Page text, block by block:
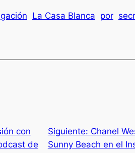
La Casa Blanca por
con
de
Siguiente: Chanel
Sunny Beach en el